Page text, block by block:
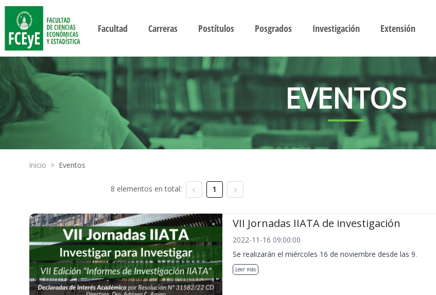
Facultad Carreras Postítulos Posgrados Investigación Extensión
EVENTOS
Inicio > Eventos
8 elementos en total: 1
VII Jornadas IIATA de investigación
2022-11-16 09:00:00
Se realizarán el miércoles 16 de noviembre desde las 9.
Leer más